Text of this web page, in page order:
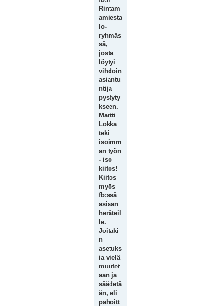
Rintam
amiesta
lo-
ryhmäs
sä,
josta
löytyi
vihdoin
asiantu
ntija
pystyty
kseen.
Martti
Lokka
teki
isoimm
an työn
- iso
kiitos!
Kiitos
myös
fb:ssä
asiaan
heräteil
le.
Joitaki
n
asetuks
ia vielä
muutet
aan ja
säädetä
än, eli
pahoitt